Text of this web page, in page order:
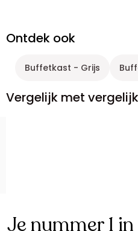
Ontdek ook
Buffetkast - Grijs
Vergelijk met
Je nummer 1